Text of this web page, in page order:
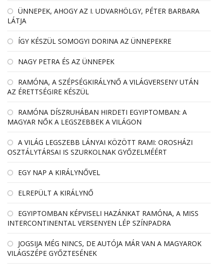
ÜNNEPEK, AHOGY AZ I. UDVARHÖLGY, PÉTER BARBARA
LÁTJA
ÍGY KÉSZÜL SOMOGYI DORINA AZ ÜNNEPEKRE
NAGY PETRA ÉS AZ ÜNNEPEK
RAMÓNA, A SZÉPSÉGKIRÁLYNŐ A VILÁGVERSENY UTÁN
AZ ÉRETTSÉGIRE KÉSZÜL
RAMÓNA DÍSZRUHÁBAN HIRDETI EGYIPTOMBAN: A
MAGYAR NŐK A LEGSZEBBEK A VILÁGON
A VILÁG LEGSZEBB LÁNYAI KÖZÖTT RAMI: OROSHÁZI
OSZTÁLYTÁRSAI IS SZURKOLNAK GYŐZELMÉÉRT
EGY NAP A KIRÁLYNŐVEL
ELREPÜLT A KIRÁLYNŐ
EGYIPTOMBAN KÉPVISELI HAZÁNKAT RAMÓNA, A MISS
INTERCONTINENTAL VERSENYEN LÉP SZÍNPADRA
JOGSIJA MÉG NINCS, DE AUTÓJA MÁR VAN A MAGYAROK
VILÁGSZÉPE GYŐZTESÉNEK